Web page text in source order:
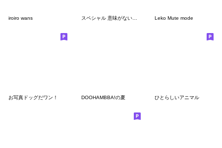
iroiro wans Leko Mute mode
お写真ドッグだワン！ DOOHAMBBA!の夏 ひとらしいアニマル